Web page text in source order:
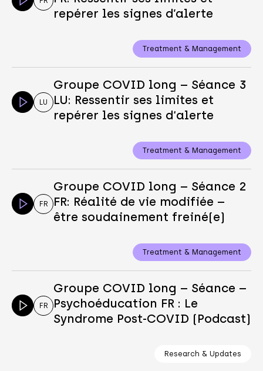
repérer les signes d’alerte
Treatment & Management
LU
Groupe COVID long – Séance 3
LU: Ressentir ses limites et
repérer les signes d‘alerte
Treatment & Management
FR
Groupe COVID long – Séance 2
FR: Réalité de vie modifiée –
être soudainement freiné(e)
Treatment & Management
FR
Groupe COVID long – Séance –
Psychoéducation FR : Le
Syndrome Post-COVID (Podcast)
Research & Updates